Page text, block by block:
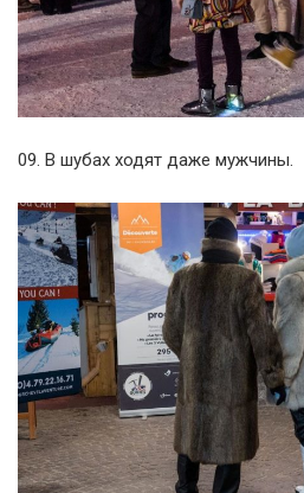
09. В шубах ходят даже мужчины.